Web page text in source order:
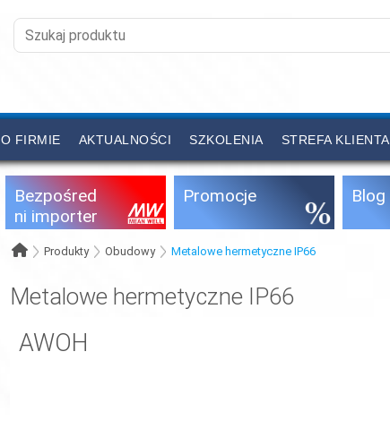
O FIRMIE AKTUALNOŚCI SZKOLENIA STREFA KLIENTA
Bezpośred
ni importer
Promocje Blog
Produkty Obudowy Metalowe hermetyczne IP66
Metalowe hermetyczne IP66
AWOH